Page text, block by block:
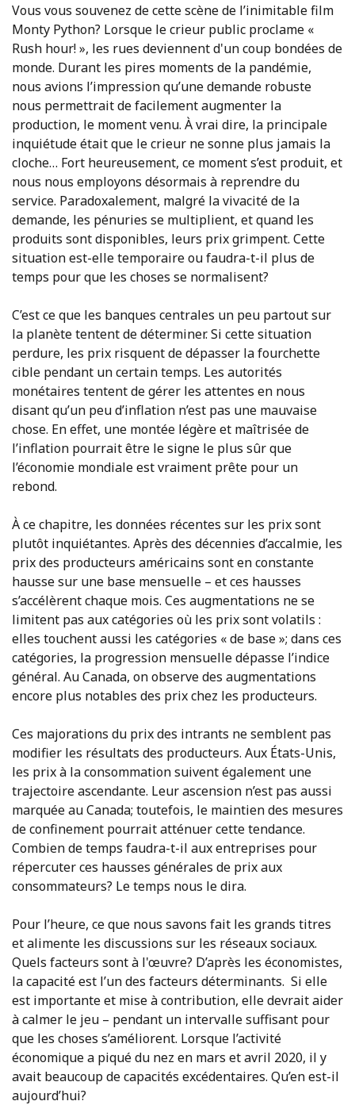
Vous vous souvenez de cette scène de l’inimitable film
Monty Python? Lorsque le crieur public proclame «
Rush hour! », les rues deviennent d'un coup bondées de
monde. Durant les pires moments de la pandémie,
nous avions l’impression qu’une demande robuste
nous permettrait de facilement augmenter la
production, le moment venu. À vrai dire, la principale
inquiétude était que le crieur ne sonne plus jamais la
cloche… Fort heureusement, ce moment s’est produit, et
nous nous employons désormais à reprendre du
service. Paradoxalement, malgré la vivacité de la
demande, les pénuries se multiplient, et quand les
produits sont disponibles, leurs prix grimpent. Cette
situation est-elle temporaire ou faudra-t-il plus de
temps pour que les choses se normalisent?
C’est ce que les banques centrales un peu partout sur
la planète tentent de déterminer. Si cette situation
perdure, les prix risquent de dépasser la fourchette
cible pendant un certain temps. Les autorités
monétaires tentent de gérer les attentes en nous
disant qu’un peu d’inflation n’est pas une mauvaise
chose. En effet, une montée légère et maîtrisée de
l’inflation pourrait être le signe le plus sûr que
l’économie mondiale est vraiment prête pour un
rebond.
À ce chapitre, les données récentes sur les prix sont
plutôt inquiétantes. Après des décennies d’accalmie, les
prix des producteurs américains sont en constante
hausse sur une base mensuelle – et ces hausses
s’accélèrent chaque mois. Ces augmentations ne se
limitent pas aux catégories où les prix sont volatils :
elles touchent aussi les catégories « de base »; dans ces
catégories, la progression mensuelle dépasse l’indice
général. Au Canada, on observe des augmentations
encore plus notables des prix chez les producteurs.
Ces majorations du prix des intrants ne semblent pas
modifier les résultats des producteurs. Aux États-Unis,
les prix à la consommation suivent également une
trajectoire ascendante. Leur ascension n’est pas aussi
marquée au Canada; toutefois, le maintien des mesures
de confinement pourrait atténuer cette tendance.
Combien de temps faudra-t-il aux entreprises pour
répercuter ces hausses générales de prix aux
consommateurs? Le temps nous le dira.
Pour l’heure, ce que nous savons fait les grands titres
et alimente les discussions sur les réseaux sociaux.
Quels facteurs sont à l'œuvre? D’après les économistes,
la capacité est l’un des facteurs déterminants. Si elle
est importante et mise à contribution, elle devrait aider
à calmer le jeu – pendant un intervalle suffisant pour
que les choses s’améliorent. Lorsque l’activité
économique a piqué du nez en mars et avril 2020, il y
avait beaucoup de capacités excédentaires. Qu’en est-il
aujourd’hui?